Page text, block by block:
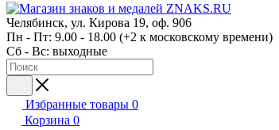
Челябинск, ул. Кирова 19, оф. 906
Пн - Пт: 9.00 - 18.00 (+2 к московскому времени)
Сб - Вс: выходные
Избранные товары 0
Корзина 0